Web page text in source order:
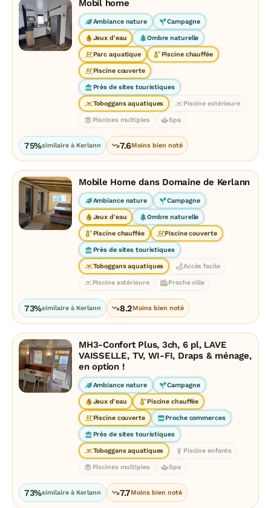
Mobil home
Ambiance nature Campagne
Jeux d'eau Ombre naturelle
Parc aquatique Piscine chauffée
Piscine couverte
Près de sites touristiques
Toboggans aquatiques Piscine extérieure
Piscines multiples Spa
75%similaire à Kerlann 7.6Moins bien noté
Mobile Home dans Domaine de Kerlann
Ambiance nature Campagne
Jeux d'eau Ombre naturelle
Piscine chauffée Piscine couverte
Près de sites touristiques
Toboggans aquatiques Accès facile
Piscine extérieure Proche ville
73%similaire à Kerlann 8.2Moins bien noté
MH3-Confort Plus, 3ch, 6 pl, LAVE
VAISSELLE, TV, WI-FI, Draps & ménage,
en option !
Ambiance nature Campagne
Jeux d'eau Piscine chauffée
Piscine couverte Proche commerces
Près de sites touristiques
Toboggans aquatiques Piscine enfants
Piscines multiples Spa
73%similaire à Kerlann 7.7Moins bien noté